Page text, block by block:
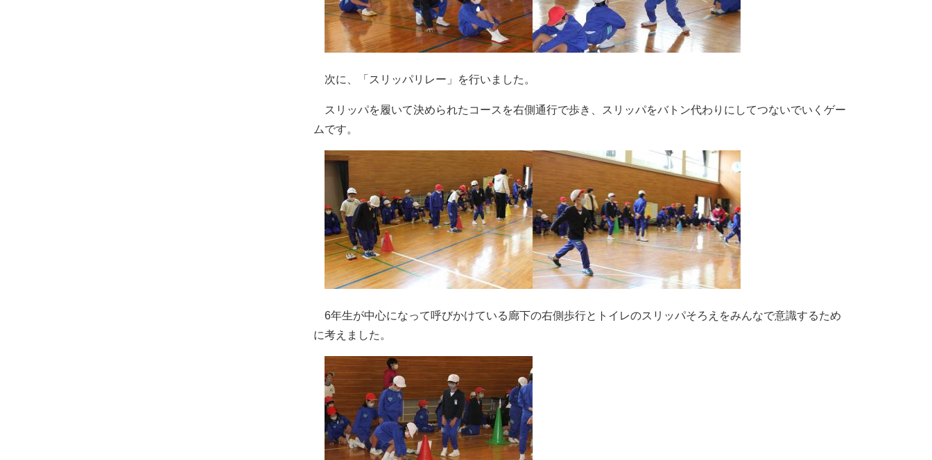
次に、「スリッパリレー」を行いました。
スリッパを履いて決められたコースを右側通行で歩き、スリッパをバトン代わりにしてつないでいくゲー
ムです。
6年生が中心になって呼びかけている廊下の右側歩行とトイレのスリッパそろえをみんなで意識するため
に考えました。